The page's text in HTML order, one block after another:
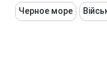
Черное море